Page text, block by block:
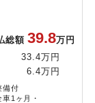
総額39.8万円
33.4万円
6.4万円
備付
1ヶ月・